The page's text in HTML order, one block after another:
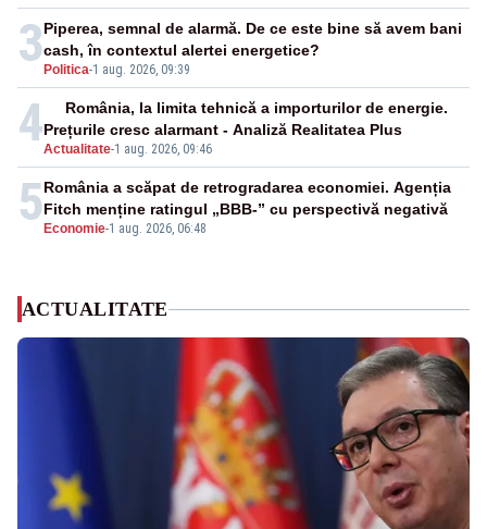
3 Politica-1 aug. 2026, 09:39
Piperea, semnal de alarmă. De ce este bine să avem bani
cash, în contextul alertei energetice?
4Actualitate-1 aug. 2026, 09:46
România, la limita tehnică a importurilor de energie.
Prețurile cresc alarmant - Analiză Realitatea Plus
5 Economie-1 aug. 2026, 06:48
România a scăpat de retrogradarea economiei. Agenția
Fitch menține ratingul „BBB-” cu perspectivă negativă
ACTUALITATE